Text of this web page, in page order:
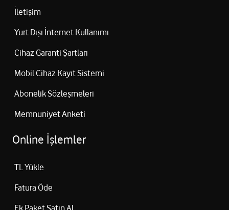
İletişim
Yurt Dışı İnternet Kullanımı
Cihaz Garanti Şartları
Mobil Cihaz Kayıt Sistemi
Abonelik Sözleşmeleri
Memnuniyet Anketi
Online İşlemler
TL Yükle
Fatura Öde
Ek Paket Satın Al